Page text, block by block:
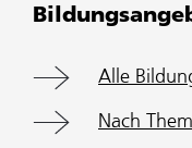
Alle
Nach